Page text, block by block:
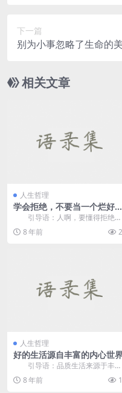
下一篇
别为小事忽略了生命的
相关文章
人生哲理
学会拒绝，不要当一个烂好
人！
引导语：人啊，要懂得拒绝，
不能一味的当烂好人，到最后，谁
的好你也得不到。 &...
8 年前
人生哲理
好的生活源自丰富的内心世
引导语：品质生活来源于丰富
的内心世界。 我家住在郊
区，每天...
8 年前